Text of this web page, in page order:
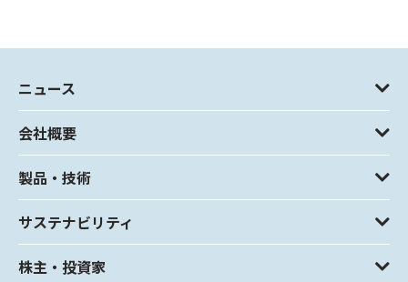
ニュース
会社概要
製品・技術
サステナビリティ
株主・投資家